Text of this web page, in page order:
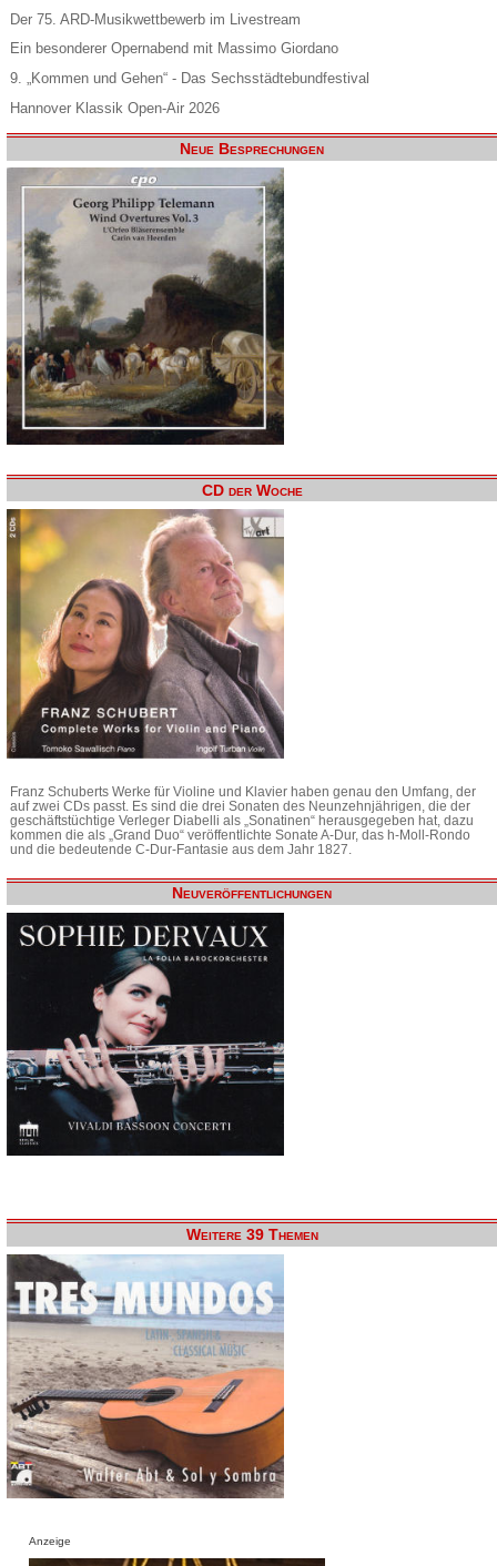
Der 75. ARD-Musikwettbewerb im Livestream
Ein besonderer Opernabend mit Massimo Giordano
9. „Kommen und Gehen“ - Das Sechsstädtebundfestival
Hannover Klassik Open-Air 2026
Neue Besprechungen
CD der Woche
Franz Schuberts Werke für Violine und Klavier haben genau den Umfang, der
auf zwei CDs passt. Es sind die drei Sonaten des Neunzehnjährigen, die der
geschäftstüchtige Verleger Diabelli als „Sonatinen“ herausgegeben hat, dazu
kommen die als „Grand Duo“ veröffentlichte Sonate A-Dur, das h-Moll-Rondo
und die bedeutende C-Dur-Fantasie aus dem Jahr 1827.
Neuveröffentlichungen
Weitere 39 Themen
Anzeige